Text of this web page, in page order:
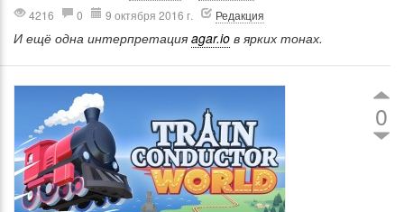
4216
0 9 октября 2016 г. Редакция
И ещё одна интерпретация agar.io в ярких тонах.
0